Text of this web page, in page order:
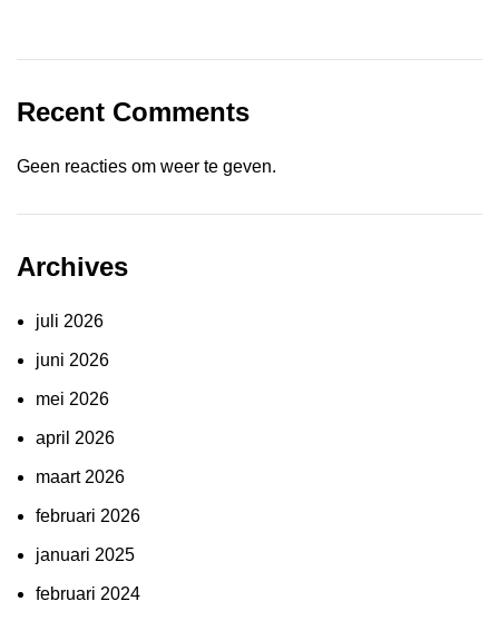
Recent Comments
Geen reacties om weer te geven.
Archives
juli 2026
juni 2026
mei 2026
april 2026
maart 2026
februari 2026
januari 2025
februari 2024